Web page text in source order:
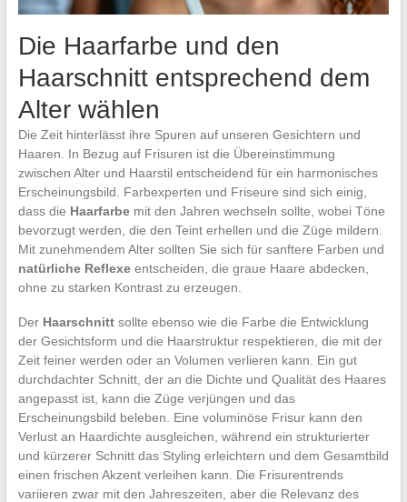
Die Haarfarbe und den
Haarschnitt entsprechend dem
Alter wählen
Die Zeit hinterlässt ihre Spuren auf unseren Gesichtern und
Haaren. In Bezug auf Frisuren ist die Übereinstimmung
zwischen Alter und Haarstil entscheidend für ein harmonisches
Erscheinungsbild. Farbexperten und Friseure sind sich einig,
dass die Haarfarbemit den Jahren wechseln sollte, wobei Töne
bevorzugt werden, die den Teint erhellen und die Züge mildern.
Mit zunehmendem Alter sollten Sie sich für sanftere Farben und
natürliche Reflexeentscheiden, die graue Haare abdecken,
ohne zu starken Kontrast zu erzeugen.
Der Haarschnittsollte ebenso wie die Farbe die Entwicklung
der Gesichtsform und die Haarstruktur respektieren, die mit der
Zeit feiner werden oder an Volumen verlieren kann. Ein gut
durchdachter Schnitt, der an die Dichte und Qualität des Haares
angepasst ist, kann die Züge verjüngen und das
Erscheinungsbild beleben. Eine voluminöse Frisur kann den
Verlust an Haardichte ausgleichen, während ein strukturierter
und kürzerer Schnitt das Styling erleichtern und dem Gesamtbild
einen frischen Akzent verleihen kann. Die Frisurentrends
variieren zwar mit den Jahreszeiten, aber die Relevanz des